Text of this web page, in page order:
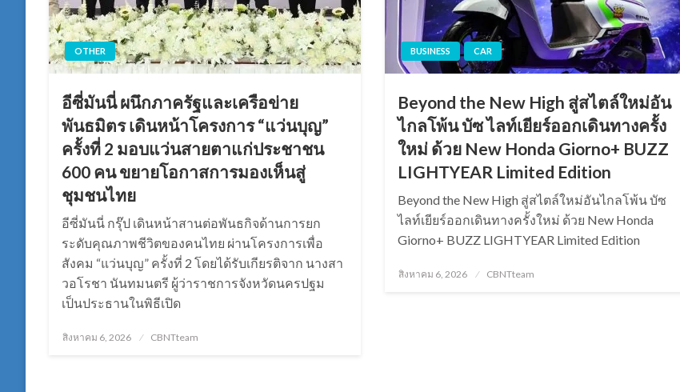
OTHER
อีซี่มันนี่ ผนึกภาครัฐและเครือข่าย
พันธมิตร เดินหน้าโครงการ “แว่นบุญ”
ครั้งที่ 2 มอบแว่นสายตาแก่ประชาชน
600 คน ขยายโอกาสการมองเห็นสู่
ชุมชนไทย
อีซี่มันนี่ กรุ๊ป เดินหน้าสานต่อพันธกิจด้านการยก
ระดับคุณภาพชีวิตของคนไทย ผ่านโครงการเพื่อ
สังคม “แว่นบุญ” ครั้งที่ 2 โดยได้รับเกียรติจาก นางสา
วอโรชา นันทมนตรี ผู้ว่าราชการจังหวัดนครปฐม
เป็นประธานในพิธีเปิด
Posted
สิงหาคม 6, 2026 CBNTteam
BUSINESS CAR
Beyond the New High สู่สไตล์ใหม่อัน
ไกลโพ้น บัซ ไลท์เยียร์ออกเดินทางครั้ง
ใหม่ ด้วย New Honda Giorno+ BUZZ
LIGHTYEAR Limited Edition
Beyond the New High สู่สไตล์ใหม่อันไกลโพ้น บัซ
ไลท์เยียร์ออกเดินทางครั้งใหม่ ด้วย New Honda
Giorno+ BUZZ LIGHTYEAR Limited Edition
Posted
สิงหาคม 6, 2026 CBNTteam